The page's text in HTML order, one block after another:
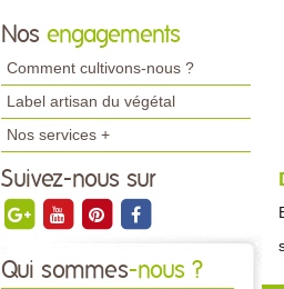
Nos engagements
Comment cultivons-nous ?
Label artisan du végétal
Nos services +
Suivez-nous sur
Qui sommes-nous ?